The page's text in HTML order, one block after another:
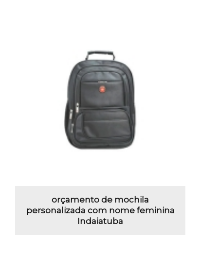
orçamento de mochila
personalizada com nome feminina
Indaiatuba